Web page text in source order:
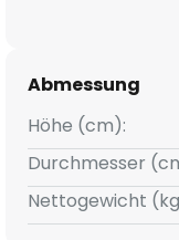
Abmessung
Höhe (cm):
Durchmesser
Nettogewicht